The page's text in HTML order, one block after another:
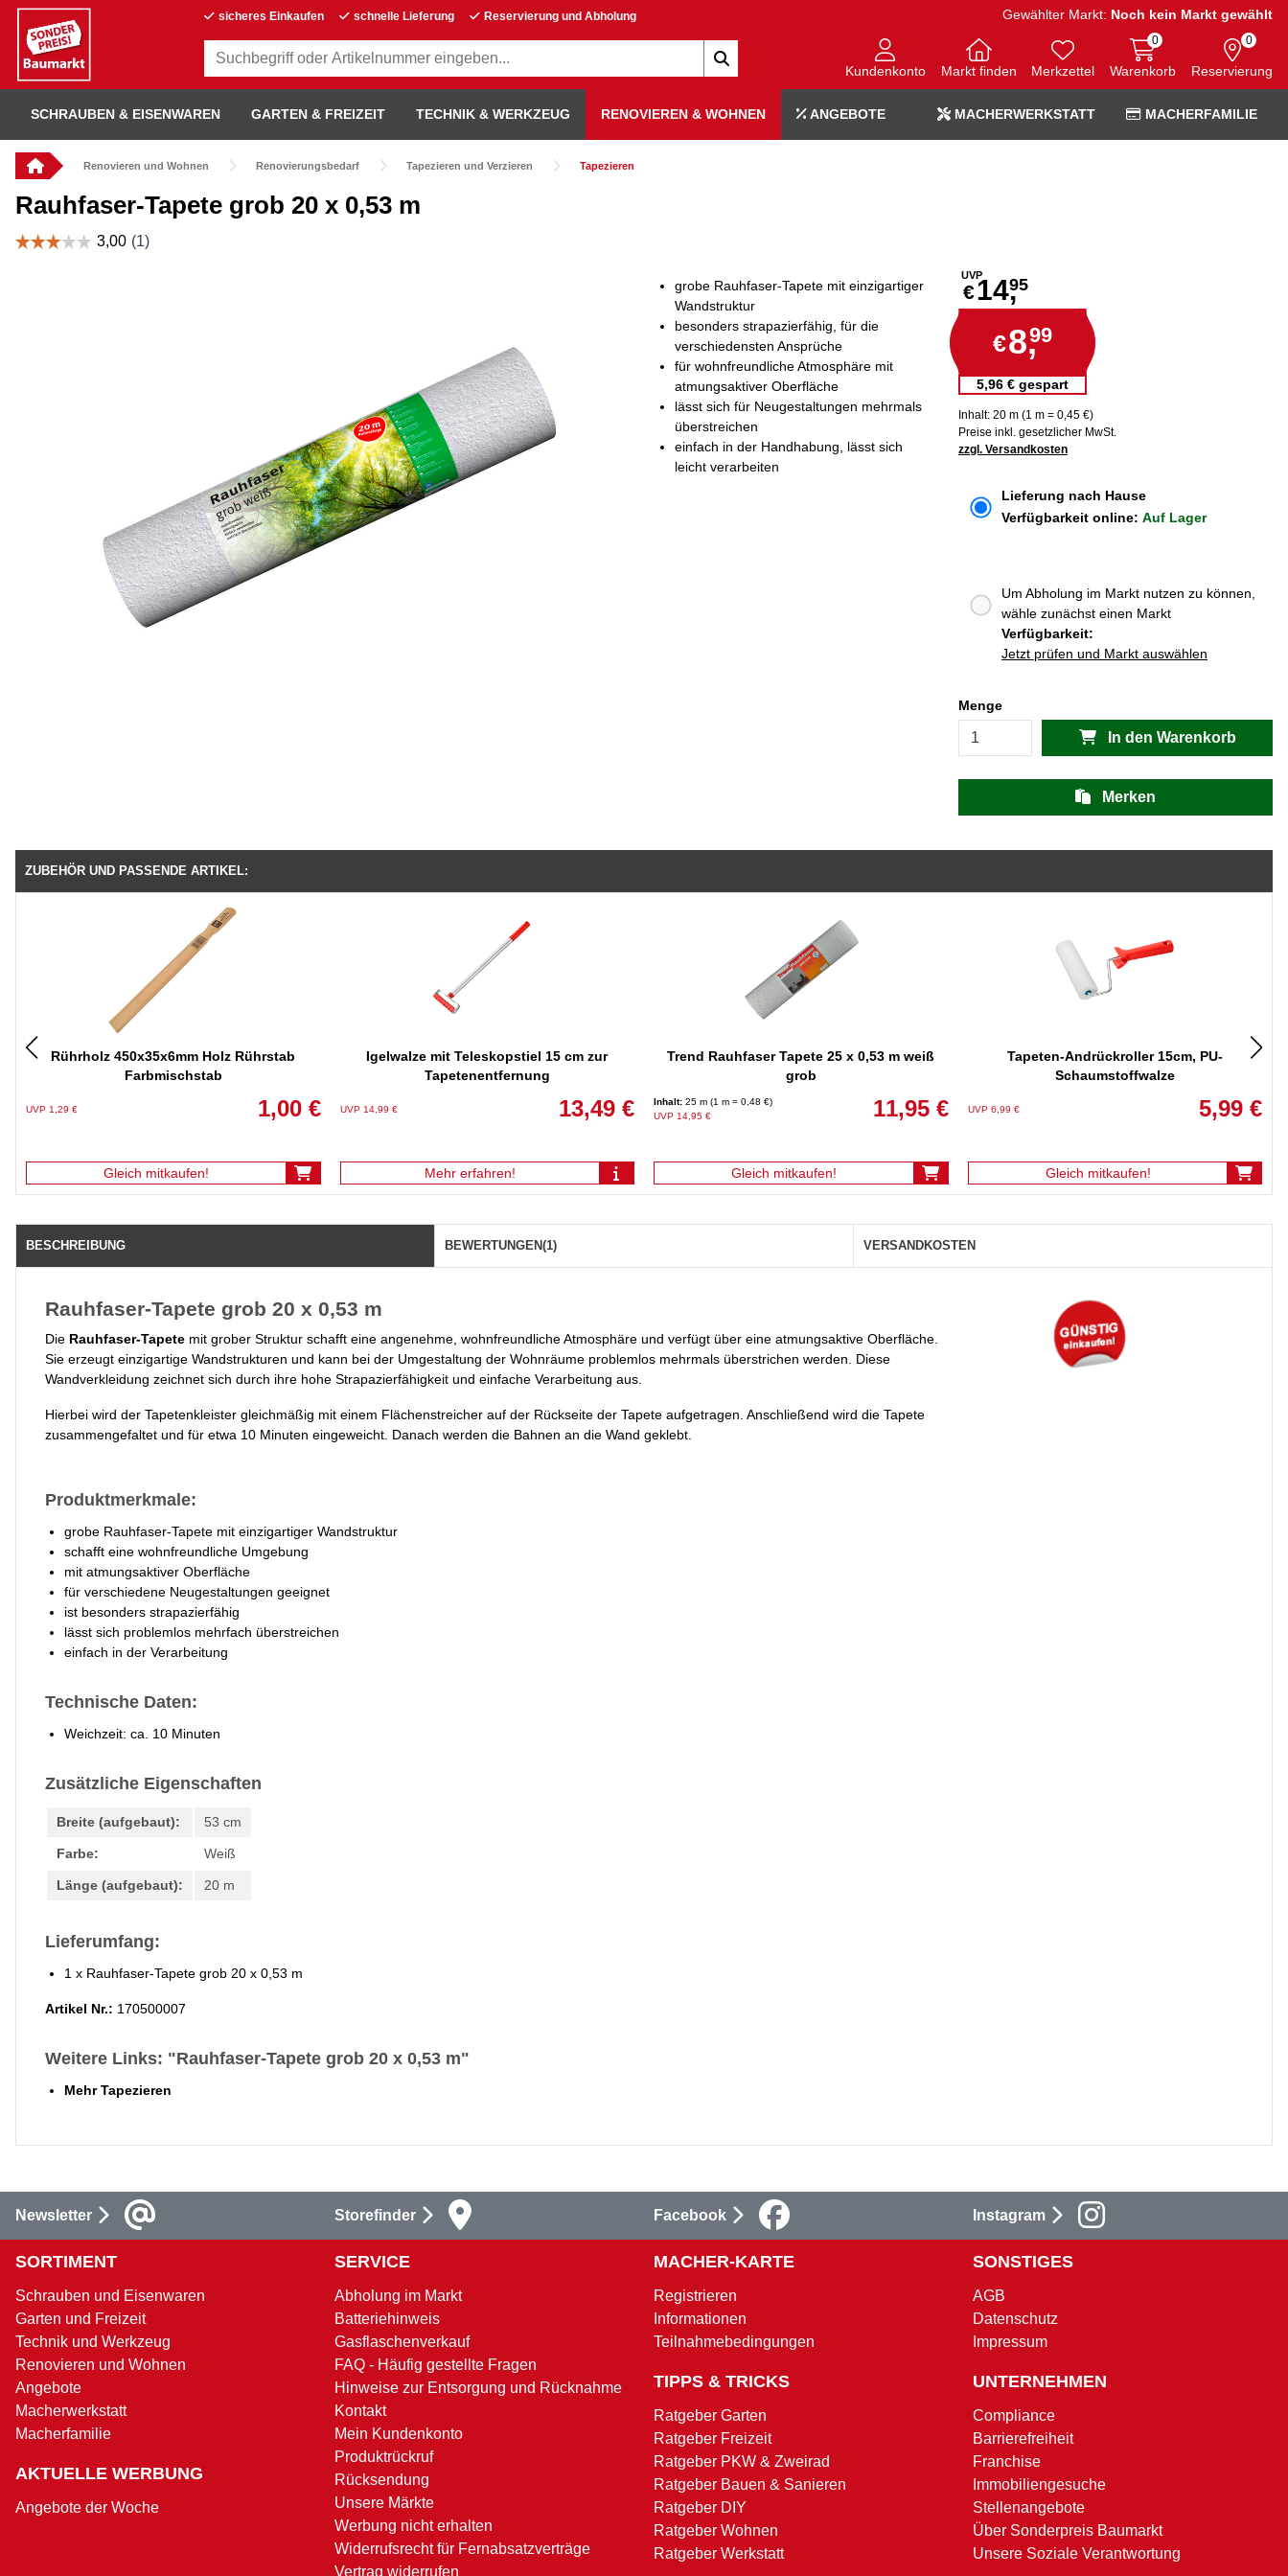
sicheres Einkaufen schnelle Lieferung Reservierung und Abholung Gewählter Markt: Noch kein Markt gewählt
Kundenkonto Markt finden Merkzettel Warenkorb
0
Reservierung
0
SCHRAUBEN & EISENWAREN GARTEN & FREIZEIT TECHNIK & WERKZEUG RENOVIEREN & WOHNEN ANGEBOTE MACHERWERKSTATT MACHERFAMILIE
Renovieren und Wohnen Renovierungsbedarf Tapezieren und Verzieren Tapezieren
Rauhfaser-Tapete grob 20 x 0,53 m
UVP
€14,95
€8,99
5,96 € gespart
Inhalt: 20 m (1 m = 0,45 €)
Preise inkl. gesetzlicher MwSt.
zzgl. Versandkosten
grobe Rauhfaser-Tapete mit einzigartiger
Wandstruktur
besonders strapazierfähig, für die
verschiedensten Ansprüche
für wohnfreundliche Atmosphäre mit
atmungsaktiver Oberfläche
lässt sich für Neugestaltungen mehrmals
überstreichen
einfach in der Handhabung, lässt sich
leicht verarbeiten
Lieferung nach Hause
Verfügbarkeit online: Auf Lager
Um Abholung im Markt nutzen zu können,
wähle zunächst einen Markt
Verfügbarkeit:
Jetzt prüfen und Markt auswählen
Menge
In den Warenkorb
Merken
ZUBEHÖR UND PASSENDE ARTIKEL:
Rührholz 450x35x6mm Holz Rührstab
Farbmischstab
UVP 1,29 € 1,00 €
Gleich mitkaufen!
Igelwalze mit Teleskopstiel 15 cm zur
Tapetenentfernung
UVP 14,99 € 13,49 €
Mehr erfahren!
Trend Rauhfaser Tapete 25 x 0,53 m weiß
grob
Inhalt: 25 m (1 m = 0,48 €)
UVP 14,95 €
11,95 €
Gleich mitkaufen!
Tapeten-Andrückroller 15cm, PU-
Schaumstoffwalze
UVP 6,99 € 5,99 €
Gleich mitkaufen!
BESCHREIBUNG BEWERTUNGEN(1) VERSANDKOSTEN
Rauhfaser-Tapete grob 20 x 0,53 m
Die Rauhfaser-Tapete mit grober Struktur schafft eine angenehme, wohnfreundliche Atmosphäre und verfügt über eine atmungsaktive Oberfläche.
Sie erzeugt einzigartige Wandstrukturen und kann bei der Umgestaltung der Wohnräume problemlos mehrmals überstrichen werden. Diese
Wandverkleidung zeichnet sich durch ihre hohe Strapazierfähigkeit und einfache Verarbeitung aus.
Hierbei wird der Tapetenkleister gleichmäßig mit einem Flächenstreicher auf der Rückseite der Tapete aufgetragen. Anschließend wird die Tapete
zusammengefaltet und für etwa 10 Minuten eingeweicht. Danach werden die Bahnen an die Wand geklebt.
Produktmerkmale:
grobe Rauhfaser-Tapete mit einzigartiger Wandstruktur
schafft eine wohnfreundliche Umgebung
mit atmungsaktiver Oberfläche
für verschiedene Neugestaltungen geeignet
ist besonders strapazierfähig
lässt sich problemlos mehrfach überstreichen
einfach in der Verarbeitung
Technische Daten:
Weichzeit: ca. 10 Minuten
Zusätzliche Eigenschaften
Breite (aufgebaut): 53 cm
Farbe: Weiß
Länge (aufgebaut): 20 m
Lieferumfang:
1 x Rauhfaser-Tapete grob 20 x 0,53 m
Artikel Nr.: 170500007
Weitere Links: "Rauhfaser-Tapete grob 20 x 0,53 m"
Mehr Tapezieren
Newsletter Storefinder Facebook Instagram
SORTIMENT
Schrauben und Eisenwaren
Garten und Freizeit
Technik und Werkzeug
Renovieren und Wohnen
Angebote
Macherwerkstatt
Macherfamilie
AKTUELLE WERBUNG
Angebote der Woche
SERVICE
Abholung im Markt
Batteriehinweis
Gasflaschenverkauf
FAQ - Häufig gestellte Fragen
Hinweise zur Entsorgung und Rücknahme
Kontakt
Mein Kundenkonto
Produktrückruf
Rücksendung
Unsere Märkte
Werbung nicht erhalten
Widerrufsrecht für Fernabsatzverträge
Vertrag widerrufen
MACHER-KARTE
Registrieren
Informationen
Teilnahmebedingungen
TIPPS & TRICKS
Ratgeber Garten
Ratgeber Freizeit
Ratgeber PKW & Zweirad
Ratgeber Bauen & Sanieren
Ratgeber DIY
Ratgeber Wohnen
Ratgeber Werkstatt
SONSTIGES
AGB
Datenschutz
Impressum
UNTERNEHMEN
Compliance
Barrierefreiheit
Franchise
Immobiliengesuche
Stellenangebote
Über Sonderpreis Baumarkt
Unsere Soziale Verantwortung